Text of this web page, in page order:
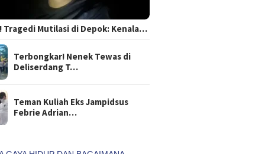
Tragedi Mutilasi di Depok: Kenala…
Terbongkar! Nenek Tewas di
Deliserdang T…
Teman Kuliah Eks Jampidsus
Febrie Adrian…